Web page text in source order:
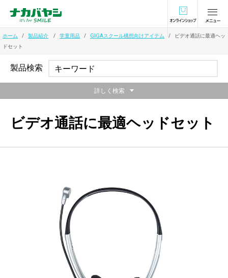
オンラインショ
ホーム 製品紹介 学童用品 GIGAスクール構想向けアイテム
ビデオ通話に最適ヘッ
ドセット
ビデオ通話に最適ヘッドセット
製品検索
詳しく検索